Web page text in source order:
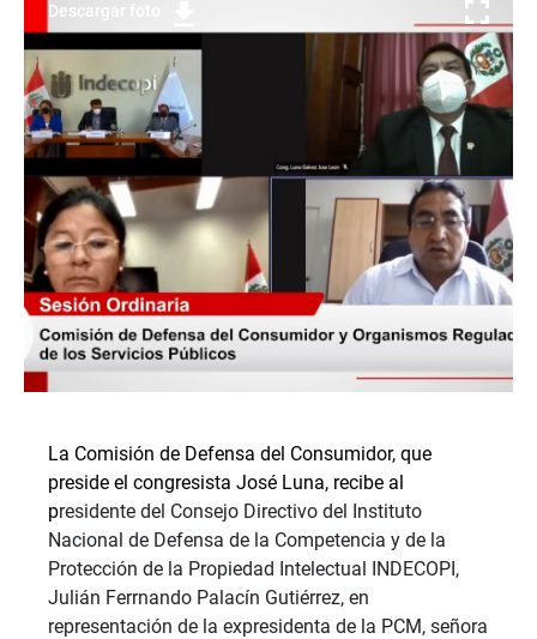
Descargar foto
La Comisión de Defensa del Consumidor, que
preside el congresista José Luna, recibe al
presidente del Consejo Directivo del Instituto
Nacional de Defensa de la Competencia y de la
Protección de la Propiedad Intelectual INDECOPI,
Julián Ferrnando Palacín Gutiérrez, en
representación de la expresidenta de la PCM, señora